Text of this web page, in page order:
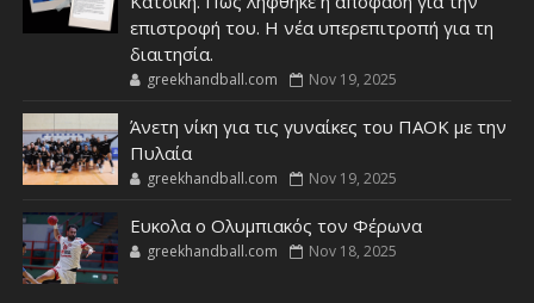
επιστροφή του. Η νέα υπερεπιτροπή για τη
διαιτησία.
greekhandball.com Nov 19, 2025
Άνετη νίκη για τις γυναίκες του ΠΑΟΚ με την
Πυλαία
greekhandball.com Nov 19, 2025
Ευκολα ο Ολυμπιακός τον Φέρωνα
greekhandball.com Nov 18, 2025